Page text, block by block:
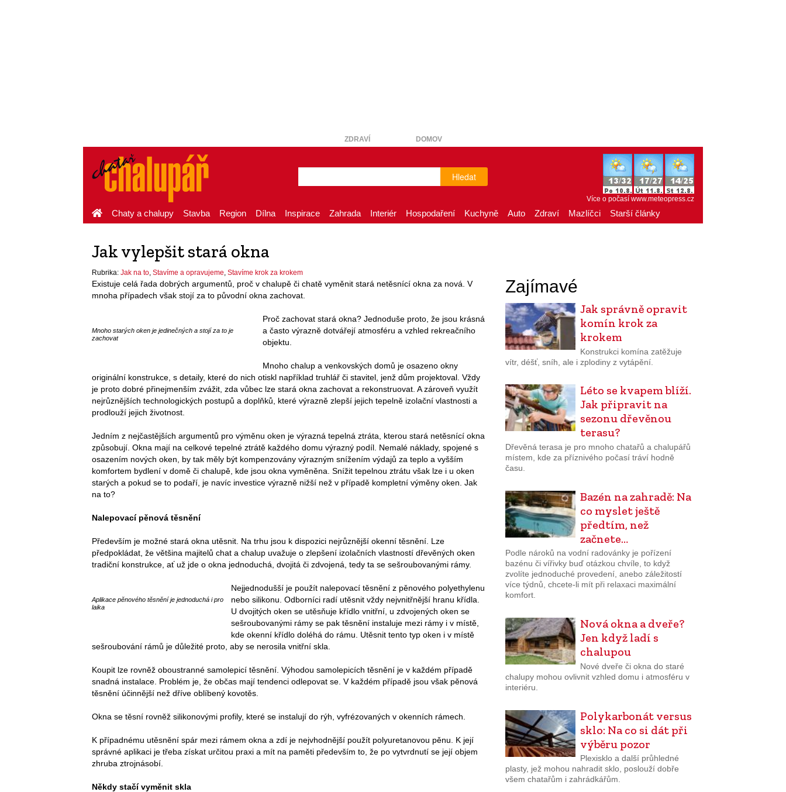
ZDRAVÍ DOMOV
Hledat
Více o počasí www.meteopress.cz
Chaty a chalupy Stavba Region Dílna Inspirace Zahrada Interiér Hospodaření Kuchyně Auto Zdraví Mazlíčci Starší články
Jak vylepšit stará okna
Rubrika: Jak na to Stavíme a opravujeme Stavíme krok za krokem
Existuje celá řada dobrých argumentů, proč v chalupě či chatě vyměnit stará netěsnící okna za nová. V
mnoha případech však stojí za to původní okna zachovat.
Mnoho starých oken je jedinečných a stojí za to je
zachovat
Proč zachovat stará okna? Jednoduše proto, že jsou krásná
a často výrazně dotvářejí atmosféru a vzhled rekreačního
objektu.
Mnoho chalup a venkovských domů je osazeno okny
originální konstrukce, s detaily, které do nich otiskl například truhlář či stavitel, jenž dům projektoval. Vždy
je proto dobré přinejmenším zvážit, zda vůbec lze stará okna zachovat a rekonstruovat. A zároveň využít
nejrůznějších technologických postupů a doplňků, které výrazně zlepší jejich tepelně izolační vlastnosti a
prodlouží jejich životnost.
Jedním z nejčastějších argumentů pro výměnu oken je výrazná tepelná ztráta, kterou stará netěsnící okna
způsobují. Okna mají na celkové tepelné ztrátě každého domu výrazný podíl. Nemalé náklady, spojené s
osazením nových oken, by tak měly být kompenzovány výrazným snížením výdajů za teplo a vyšším
komfortem bydlení v domě či chalupě, kde jsou okna vyměněna. Snížit tepelnou ztrátu však lze i u oken
starých a pokud se to podaří, je navíc investice výrazně nižší než v případě kompletní výměny oken. Jak
na to?
Nalepovací pěnová těsnění
Především je možné stará okna utěsnit. Na trhu jsou k dispozici nejrůznější okenní těsnění. Lze
předpokládat, že většina majitelů chat a chalup uvažuje o zlepšení izolačních vlastností dřevěných oken
tradiční konstrukce, ať už jde o okna jednoduchá, dvojitá či zdvojená, tedy ta se sešroubovanými rámy.
Aplikace pěnového těsnění je jednoduchá i pro
laika
Nejjednodušší je použít nalepovací těsnění z pěnového polyethylenu
nebo silikonu. Odborníci radí utěsnit vždy nejvnitřnější hranu křídla.
U dvojitých oken se utěsňuje křídlo vnitřní, u zdvojených oken se
sešroubovanými rámy se pak těsnění instaluje mezi rámy i v místě,
kde okenní křídlo doléhá do rámu. Utěsnit tento typ oken i v místě
sešroubování rámů je důležité proto, aby se nerosila vnitřní skla.
Koupit lze rovněž oboustranné samolepicí těsnění. Výhodou samolepicích těsnění je v každém případě
snadná instalace. Problém je, že občas mají tendenci odlepovat se. V každém případě jsou však pěnová
těsnění účinnější než dříve oblíbený kovotěs.
Okna se těsní rovněž silikonovými profily, které se instalují do rýh, vyfrézovaných v okenních rámech.
K případnému utěsnění spár mezi rámem okna a zdí je nejvhodnější použít polyuretanovou pěnu. K její
správné aplikaci je třeba získat určitou praxi a mít na paměti především to, že po vytvrdnutí se její objem
zhruba ztrojnásobí.
Někdy stačí vyměnit skla
Zajímavé
Jak správně opravit
komín krok za
krokem
Konstrukci komína zatěžuje
vítr, déšť, sníh, ale i zplodiny z vytápění.
Léto se kvapem blíží.
Jak připravit na
sezonu dřevěnou
terasu?
Dřevěná terasa je pro mnoho chatařů a chalupářů
místem, kde za příznivého počasí tráví hodně
času.
Bazén na zahradě: Na
co myslet ještě
předtím, než
začnete…
Podle nároků na vodní radovánky je pořízení
bazénu či vířivky buď otázkou chvíle, to když
zvolíte jednoduché provedení, anebo záležitostí
více týdnů, chcete-li mít při relaxaci maximální
komfort.
Nová okna a dveře?
Jen když ladí s
chalupou
Nové dveře či okna do staré
chalupy mohou ovlivnit vzhled domu i atmosféru v
interiéru.
Polykarbonát versus
sklo: Na co si dát při
výběru pozor
Plexisklo a další průhledné
plasty, jež mohou nahradit sklo, poslouží dobře
všem chatařům i zahrádkářům.